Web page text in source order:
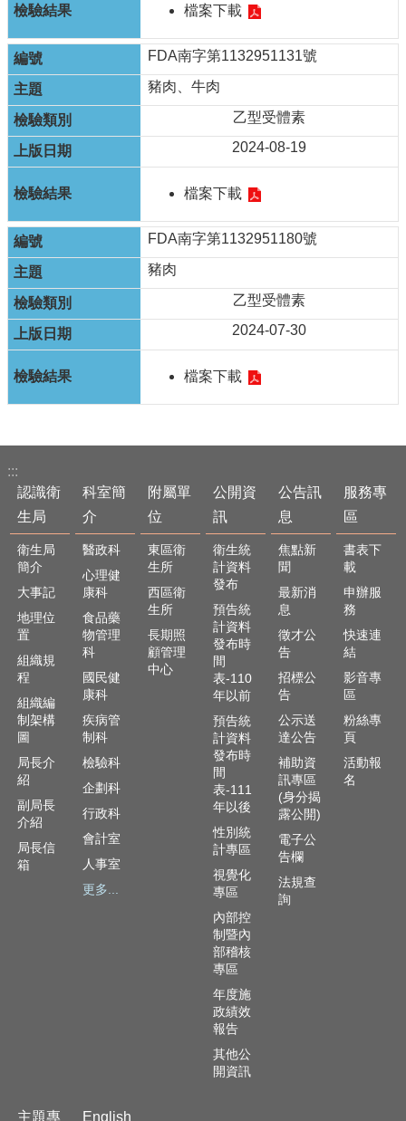
檔案下載
FDA南字第1132951131號
豬肉、牛肉
乙型受體素
2024-08-19
檔案下載
FDA南字第1132951180號
豬肉
乙型受體素
2024-07-30
檔案下載
:::
認識衛
生局
衛生局
簡介
大事記
地理位
置
組織規
程
組織編
制架構
圖
局長介
紹
副局長
介紹
局長信
箱
科室簡
介
醫政科
心理健
康科
食品藥
物管理
科
國民健
康科
疾病管
制科
檢驗科
企劃科
行政科
會計室
人事室
更多...
附屬單
位
東區衛
生所
西區衛
生所
長期照
顧管理
中心
公開資
訊
衛生統
計資料
發布
預告統
計資料
發布時
間
表-110
年以前
預告統
計資料
發布時
間
表-111
年以後
性別統
計專區
視覺化
專區
內部控
制暨內
部稽核
專區
年度施
政績效
報告
其他公
開資訊
公告訊
息
焦點新
聞
最新消
息
徵才公
告
招標公
告
公示送
達公告
補助資
訊專區
(身分揭
露公開)
電子公
告欄
法規查
詢
服務專
區
書表下
載
申辦服
務
快速連
結
影音專
區
粉絲專
頁
活動報
名
主題專
English